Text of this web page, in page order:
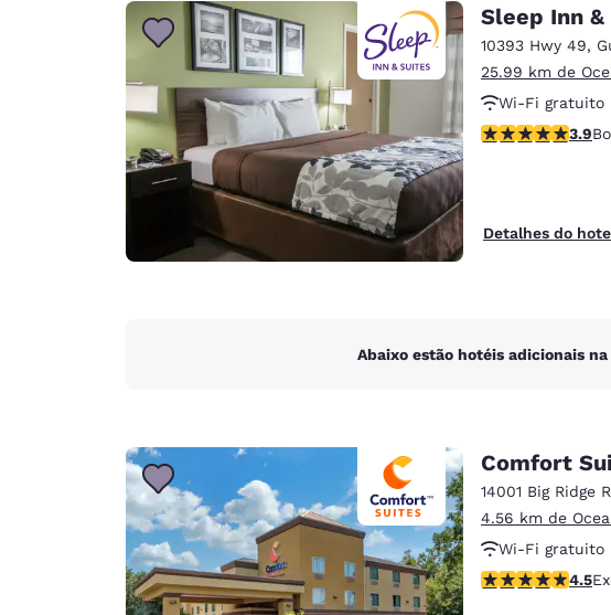
Français
Europa
Deutschland
Deutsch
Spain
English
Ireland
Sleep Inn
10393 Hwy 49,
25.99 km de
Wi-Fi gratuito
Não
classificação3.9
Detalhes do
Abaixo estão hotéis adicionais
Comfort
14001 Big Ridge
4.56 km de
Wi-Fi gratuito
Piscina
classificação4.5